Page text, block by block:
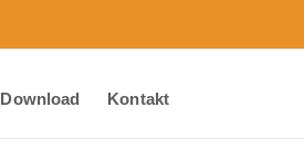
Download Kontakt